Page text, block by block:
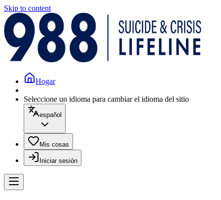
Skip to content
Hogar
Seleccione un idioma para cambiar el idioma del sitio
español
Mis cosas
Iniciar sesión